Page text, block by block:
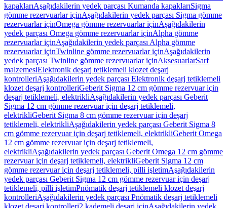
kapaklarıAşağıdakilerin yedek parçası Kumanda kapaklarıSigma
gömme rezervuarlar içinAşağıdakilerin yedek parçası Sigma gömme
rezervuarlar içinOmega gömme rezervuarlar içinAşağıdakilerin
yedek parçası Omega gömme rezervuarlar içinAlpha gömme
rezervuarlar içinAşağıdakilerin yedek parçası Alpha gömme
rezervuarlar içinTwinline gömme rezervuarlar içinAşağıdakilerin
yedek parçası Twinline gömme rezervuarlar içinAksesuarlarSarf
malzemesiElektronik deşarj tetiklemeli klozet deşarj
kontrolleriAşağıdakilerin yedek parçası Elektronik deşarj tetiklemeli
klozet deşarj kontrolleriGeberit Sigma 12 cm gömme rezervuar için
deşarj tetiklemeli, elektrikliAşağıdakilerin yedek parçası Geberit
Sigma 12 cm gömme rezervuar için deşarj tetiklemeli,
elektrikliGeberit Sigma 8 cm gömme rezervuar için deşarj
tetiklemeli, elektrikliAşağıdakilerin yedek parçası Geberit Sigma 8
cm gömme rezervuar için deşarj tetiklemeli, elektrikliGeberit Omega
12 cm gömme rezervuar için deşarj tetiklemeli,
elektrikliAşağıdakilerin yedek parçası Geberit Omega 12 cm gömme
rezervuar için deşarj tetiklemeli, elektrikliGeberit Sigma 12 cm
gömme rezervuar için deşarj tetiklemeli, pilli işletimAşağıdakilerin
yedek parçası Geberit Sigma 12 cm gömme rezervuar için deşarj
tetiklemeli, pilli işletimPnömatik deşarj tetiklemeli klozet deşarj
kontrolleriAşağıdakilerin yedek parçası Pnömatik deşarj tetiklemeli
klozet deşarj kontrolleri2 kademeli deşarj içinAşağıdakilerin yedek